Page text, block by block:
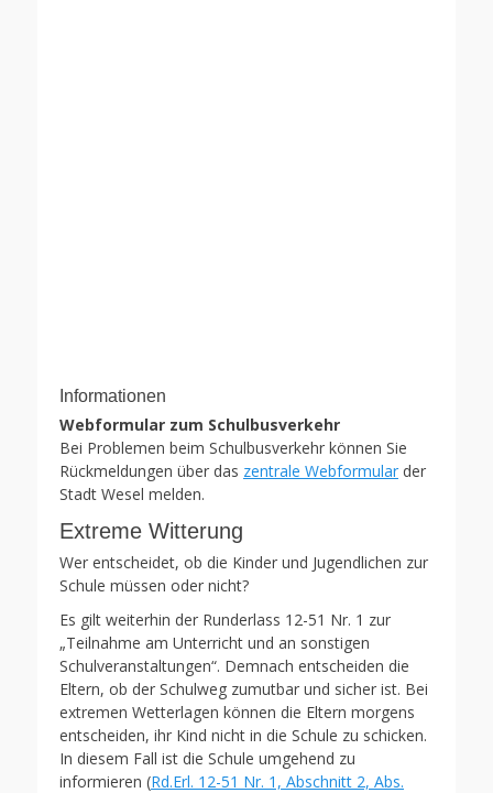
Informationen
Webformular zum Schulbusverkehr
Bei Problemen beim Schulbusverkehr können Sie
Rückmeldungen über das zentrale Webformular der
Stadt Wesel melden.
Extreme Witterung
Wer entscheidet, ob die Kinder und Jugendlichen zur
Schule müssen oder nicht?
Es gilt weiterhin der Runderlass 12-51 Nr. 1 zur
„Teilnahme am Unterricht und an sonstigen
Schulveranstaltungen“. Demnach entscheiden die
Eltern, ob der Schulweg zumutbar und sicher ist. Bei
extremen Wetterlagen können die Eltern morgens
entscheiden, ihr Kind nicht in die Schule zu schicken.
In diesem Fall ist die Schule umgehend zu
informieren (Rd.Erl. 12-51 Nr. 1, Abschnitt 2, Abs.